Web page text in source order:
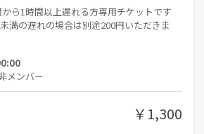
ら1時間以上遅れる方専用チケットです
満の遅れの場合は別途200円いただきま
メンバー
￥1,300